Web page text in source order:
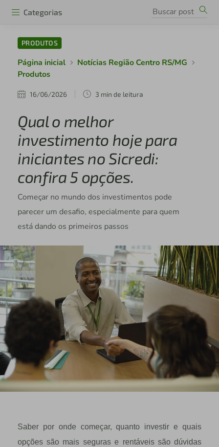
Categorias
PRODUTOS
Página inicial
Notícias Região Centro RS/MG
Produtos
16/06/2026 3 min de leitura
Qual o melhor
investimento hoje para
iniciantes no Sicredi:
confira 5 opções.
Começar no mundo dos investimentos pode
parecer um desafio, especialmente para quem
está dando os primeiros passos
Saber por onde começar, quanto investir e quais
opções são mais seguras e rentáveis são dúvidas